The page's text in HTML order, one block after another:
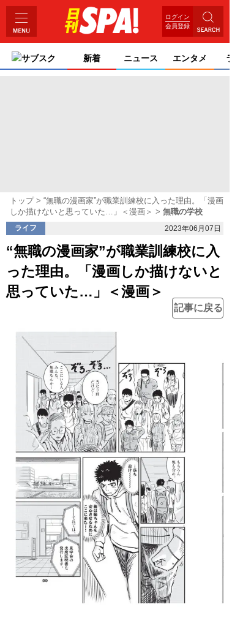
ログイン
会員登録
サブスク 新着 ニュース エンタメ
トップ
“無職の漫画家”が職業訓練校に入った理由。「漫画
しか描けないと思っていた…」＜漫画＞
無職の学校
ライフ 2023年06月07日
“無職の漫画家”が職業訓練校に入
った理由。「漫画しか描けないと
思っていた…」＜漫画＞
記事に戻る